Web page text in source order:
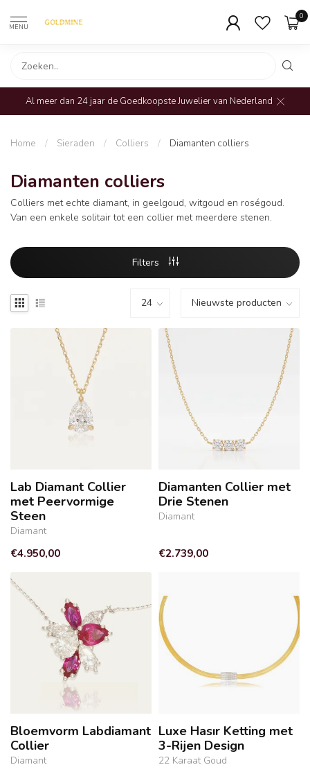
MENU
0
Al meer dan 24 jaar de Goedkoopste Juwelier van Nederland
Home / Sieraden / Colliers / Diamanten colliers
Diamanten colliers
Colliers met echte diamant, in geelgoud, witgoud en roségoud.
Van een enkele solitair tot een collier met meerdere stenen.
Filters
Lab Diamant Collier
met Peervormige
Steen
Diamant
€4.950,00
Diamanten Collier met
Drie Stenen
Diamant
€2.739,00
Bloemvorm Labdiamant
Collier
Diamant
Luxe Hasır Ketting met
3-Rijen Design
22 Karaat Goud